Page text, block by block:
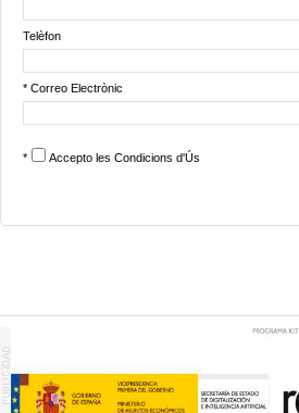
Telèfon
* Correo Electrònic
* Accepto les Condicions d'Ús